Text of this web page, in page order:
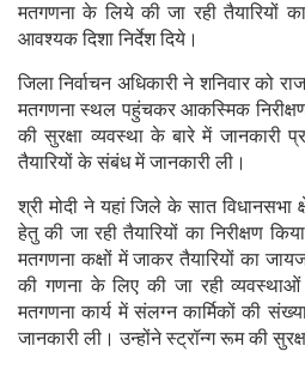
मतगणना के लिये की जा रही तैयारियों
आवश्यक दिशा निर्देश दिये।
जिला निर्वाचन अधिकारी ने शनिवार को
मतगणना स्थल पहुंचकर आकस्मिक निरीक्षण
की सुरक्षा व्यवस्था के बारे में जानकारी
तैयारियों के संबंध में जानकारी ली।
श्री मोदी ने यहां जिले के सात विधानसभा
हेतु की जा रही तैयारियों का निरीक्षण
मतगणना कक्षों में जाकर तैयारियों का
की गणना के लिए की जा रही
मतगणना कार्य में संलग्न कार्मिकों की
जानकारी ली। उन्होंने स्ट्रॉन्ग रूम की